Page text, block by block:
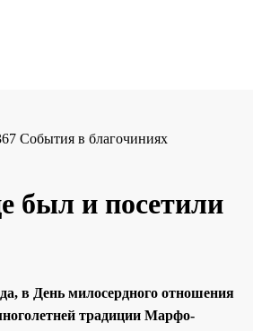
События в благочиниях
был и посетили
в День милосердного отношения
традиции Марфо-